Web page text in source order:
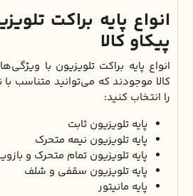
انواع پایه براکت
پیکاو کالا
انواع پایه براکت تلویزیون با
کالا موجودند که می‌توانید متناسب
را انتخاب کنید:
پایه تلویزیون ثابت
پایه تلویزیون نیمه متحرک
پایه تلویزیون تمام متحرک و
پایه تلویزیون سقفی و شلف
پایه مانیتور